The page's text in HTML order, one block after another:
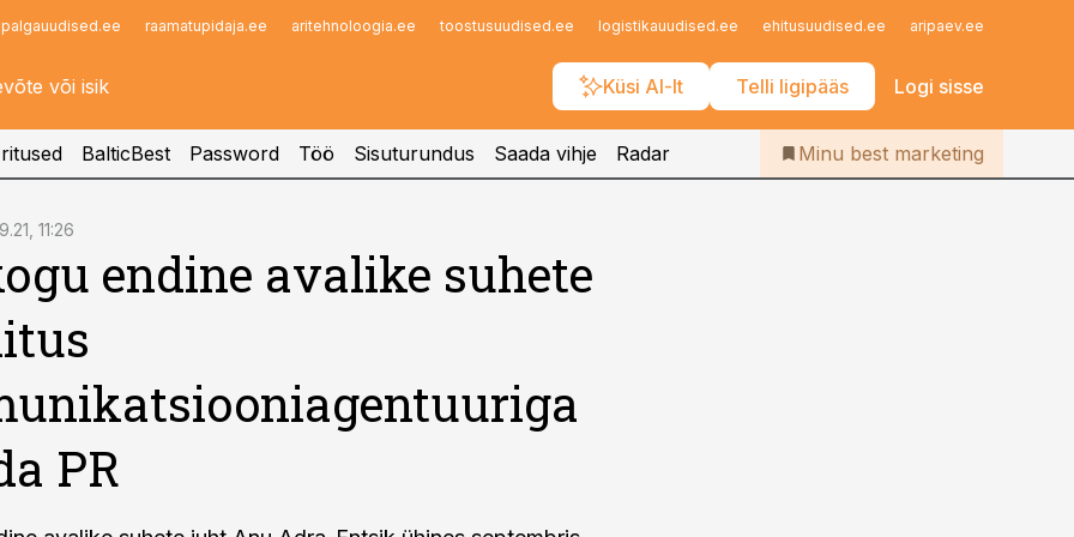
palgauudised.ee raamatupidaja.ee aritehnoloogia.ee toostusuudised.ee logistikauudised.ee ehitusuudised.ee aripaev.ee
Küsi AI-lt Telli ligipääs Logi sisse
Infopank
Iseteenindus
Telli Bestmarketing
BalticBest Password Töö Sisuturundus Saada vihje Radar Minu best marketing
11:26
endine avalike suhete
PR